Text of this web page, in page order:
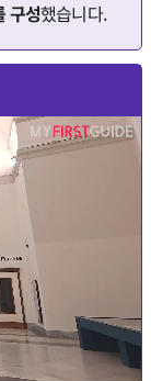
구성했습니다.